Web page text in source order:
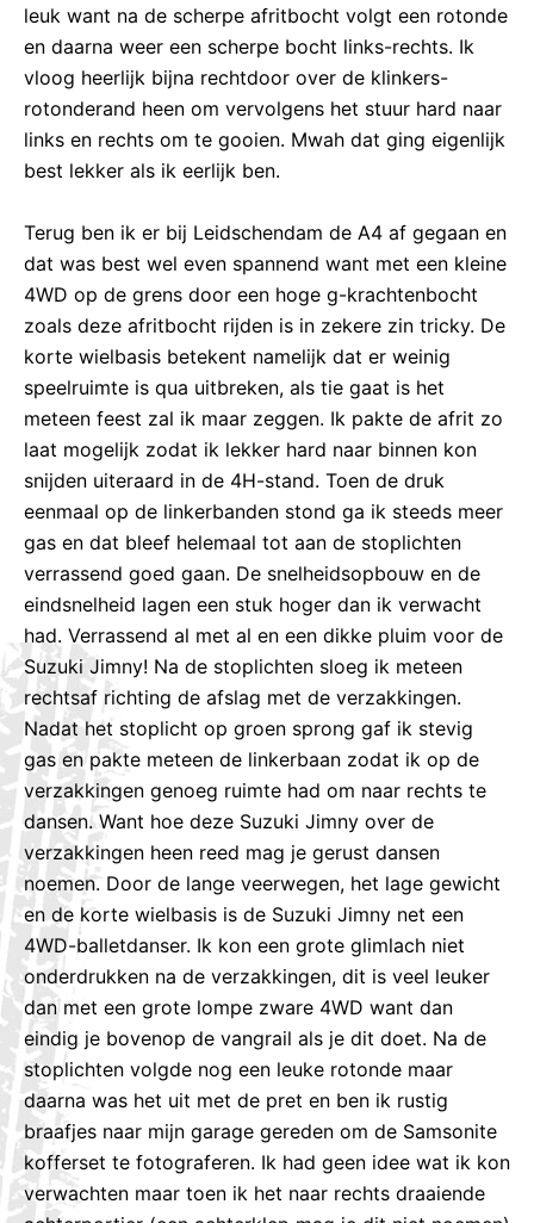
leuk want na de scherpe afritbocht volgt een rotonde
en daarna weer een scherpe bocht links-rechts. Ik
vloog heerlijk bijna rechtdoor over de klinkers-
rotonderand heen om vervolgens het stuur hard naar
links en rechts om te gooien. Mwah dat ging eigenlijk
best lekker als ik eerlijk ben.
Terug ben ik er bij Leidschendam de A4 af gegaan en
dat was best wel even spannend want met een kleine
4WD op de grens door een hoge g-krachtenbocht
zoals deze afritbocht rijden is in zekere zin tricky. De
korte wielbasis betekent namelijk dat er weinig
speelruimte is qua uitbreken, als tie gaat is het
meteen feest zal ik maar zeggen. Ik pakte de afrit zo
laat mogelijk zodat ik lekker hard naar binnen kon
snijden uiteraard in de 4H-stand. Toen de druk
eenmaal op de linkerbanden stond ga ik steeds meer
gas en dat bleef helemaal tot aan de stoplichten
verrassend goed gaan. De snelheidsopbouw en de
eindsnelheid lagen een stuk hoger dan ik verwacht
had. Verrassend al met al en een dikke pluim voor de
Suzuki Jimny! Na de stoplichten sloeg ik meteen
rechtsaf richting de afslag met de verzakkingen.
Nadat het stoplicht op groen sprong gaf ik stevig
gas en pakte meteen de linkerbaan zodat ik op de
verzakkingen genoeg ruimte had om naar rechts te
dansen. Want hoe deze Suzuki Jimny over de
verzakkingen heen reed mag je gerust dansen
noemen. Door de lange veerwegen, het lage gewicht
en de korte wielbasis is de Suzuki Jimny net een
4WD-balletdanser. Ik kon een grote glimlach niet
onderdrukken na de verzakkingen, dit is veel leuker
dan met een grote lompe zware 4WD want dan
eindig je bovenop de vangrail als je dit doet. Na de
stoplichten volgde nog een leuke rotonde maar
daarna was het uit met de pret en ben ik rustig
braafjes naar mijn garage gereden om de Samsonite
kofferset te fotograferen. Ik had geen idee wat ik kon
verwachten maar toen ik het naar rechts draaiende